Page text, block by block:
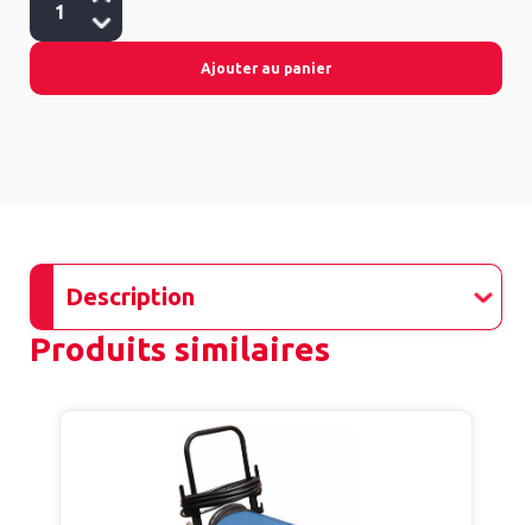
Ajouter au panier
Description
Produits similaires